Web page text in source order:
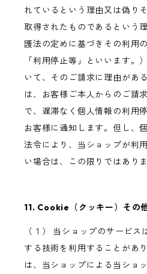
れているという理由又は偽り
取得されたものであるという
護法の定めに基づきその利用
「利用停止等」といいます。
いて、そのご請求に理由があ
は、お客様ご本人からのご請
で、遅滞なく個人情報の利用
お客様に通知します。但し、
法令により、当ショップが利
い場合は、この限りではありま
11. Cookie（クッキー）その
（１） 当ショップのサービ
する技術を利用することがあ
は、当ショップによる当ショ